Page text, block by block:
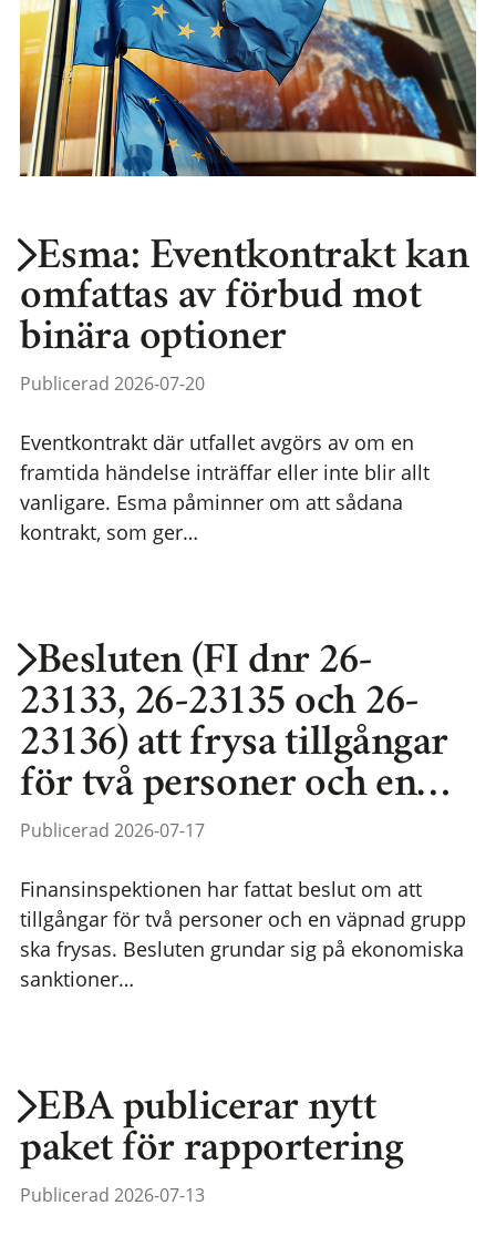
Esma: Eventkontrakt kan
omfattas av förbud mot
binära optioner
Publicerad 2026-07-20
Eventkontrakt där utfallet avgörs av om en
framtida händelse inträffar eller inte blir allt
vanligare. Esma påminner om att sådana
kontrakt, som ger…
Besluten (FI dnr 26-
23133, 26-23135 och 26-
23136) att frysa tillgångar
för två personer och en…
Publicerad 2026-07-17
Finansinspektionen har fattat beslut om att
tillgångar för två personer och en väpnad grupp
ska frysas. Besluten grundar sig på ekonomiska
sanktioner…
EBA publicerar nytt
paket för rapportering
Publicerad 2026-07-13